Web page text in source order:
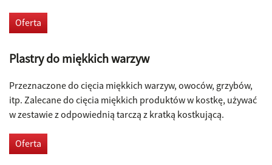
Oferta
Plastry do miękkich warzyw
Przeznaczone do cięcia miękkich warzyw, owoców, grzybów,
itp. Zalecane do cięcia miękkich produktów w kostkę, używać
w zestawie z odpowiednią tarczą z kratką kostkującą.
Oferta